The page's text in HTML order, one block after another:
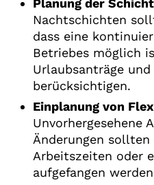
Planung der
Nachtschichten
dass eine
Betriebes möglich
Urlaubsanträge
berücksichtigen.
Einplanung von
Unvorhergesehene
Änderungen
Arbeitszeiten oder
aufgefangen